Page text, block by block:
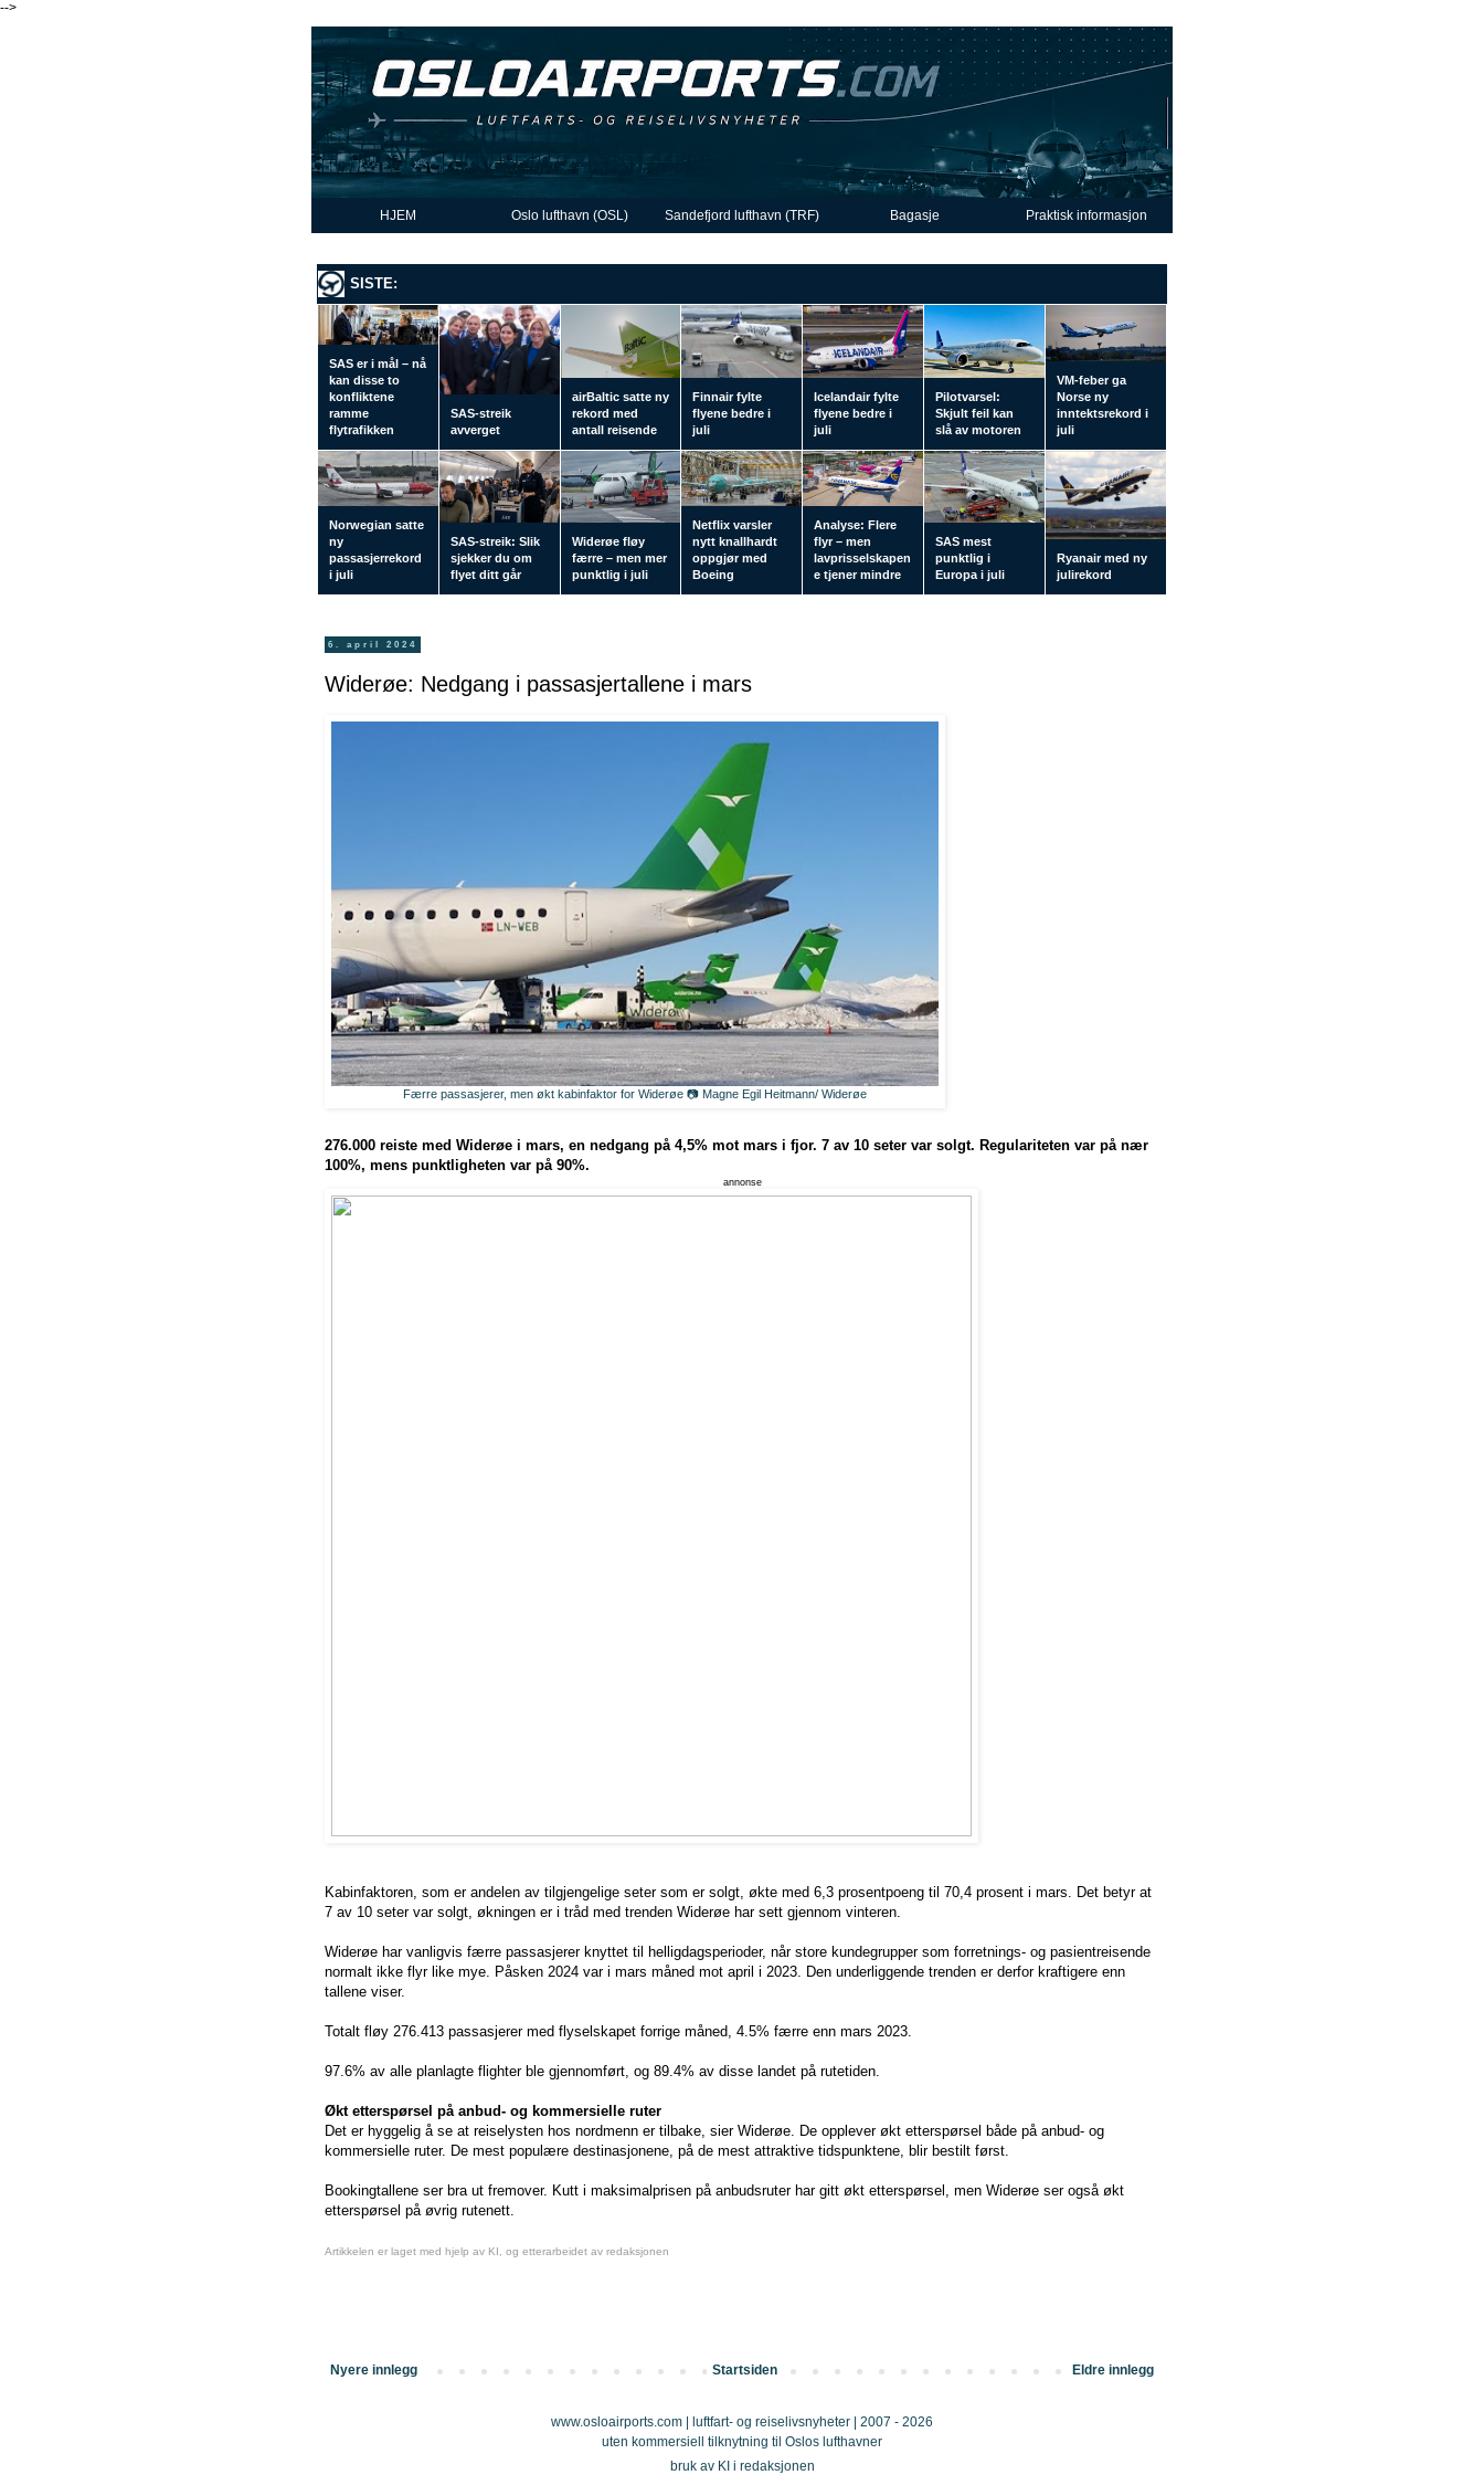
-->
HJEM Oslo lufthavn (OSL) Sandefjord lufthavn (TRF) Bagasje Praktisk informasjon
SISTE:
SAS er i mål – nå
kan disse to
konfliktene
ramme
flytrafikken
SAS-streik
avverget
airBaltic satte ny
rekord med
antall reisende
Finnair fylte
flyene bedre i
juli
Icelandair fylte
flyene bedre i
juli
Pilotvarsel:
Skjult feil kan
slå av motoren
VM-feber ga
Norse ny
inntektsrekord i
juli
Norwegian satte
ny
passasjerrekord
i juli
SAS-streik: Slik
sjekker du om
flyet ditt går
Widerøe fløy
færre – men mer
punktlig i juli
Netflix varsler
nytt knallhardt
oppgjør med
Boeing
Analyse: Flere
flyr – men
lavprisselskapen
e tjener mindre
SAS mest
punktlig i
Europa i juli
Ryanair med ny
julirekord
6. april 2024
Widerøe: Nedgang i passasjertallene i mars
Færre passasjerer, men økt kabinfaktor for Widerøe 📷 Magne Egil Heitmann/ Widerøe
276.000 reiste med Widerøe i mars, en nedgang på 4,5% mot mars i fjor. 7 av 10 seter var solgt. Regulariteten var på nær
100%, mens punktligheten var på 90%.
annonse
Kabinfaktoren, som er andelen av tilgjengelige seter som er solgt, økte med 6,3 prosentpoeng til 70,4 prosent i mars. Det betyr at
7 av 10 seter var solgt, økningen er i tråd med trenden Widerøe har sett gjennom vinteren.
Widerøe har vanligvis færre passasjerer knyttet til helligdagsperioder, når store kundegrupper som forretnings- og pasientreisende
normalt ikke flyr like mye. Påsken 2024 var i mars måned mot april i 2023. Den underliggende trenden er derfor kraftigere enn
tallene viser.
Totalt fløy 276.413 passasjerer med flyselskapet forrige måned, 4.5% færre enn mars 2023.
97.6% av alle planlagte flighter ble gjennomført, og 89.4% av disse landet på rutetiden.
Økt etterspørsel på anbud- og kommersielle ruter
Det er hyggelig å se at reiselysten hos nordmenn er tilbake, sier Widerøe. De opplever økt etterspørsel både på anbud- og
kommersielle ruter. De mest populære destinasjonene, på de mest attraktive tidspunktene, blir bestilt først.
Bookingtallene ser bra ut fremover. Kutt i maksimalprisen på anbudsruter har gitt økt etterspørsel, men Widerøe ser også økt
etterspørsel på øvrig rutenett.
Artikkelen er laget med hjelp av KI, og etterarbeidet av redaksjonen
Nyere innlegg Eldre innlegg
Startsiden
www.osloairports.com | luftfart- og reiselivsnyheter | 2007 - 2026
uten kommersiell tilknytning til Oslos lufthavner
bruk av KI i redaksjonen